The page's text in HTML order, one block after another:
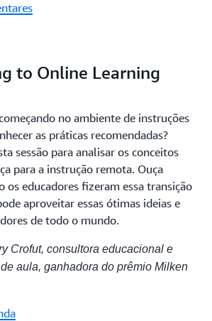
to Online Learning
no ambiente de instruções
as práticas recomendadas?
sessão para analisar os conceitos
para a instrução remota. Ouça
os educadores fizeram essa transição
aproveitar essas ótimas ideias e
de todo o mundo.
Crofut, consultora educacional e
aula, ganhadora do prêmio Milken